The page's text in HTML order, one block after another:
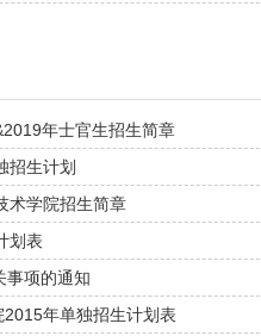
年士官生招生简章
招生计划
术学院招生简章
划表
事项的通知
年单独招生计划表